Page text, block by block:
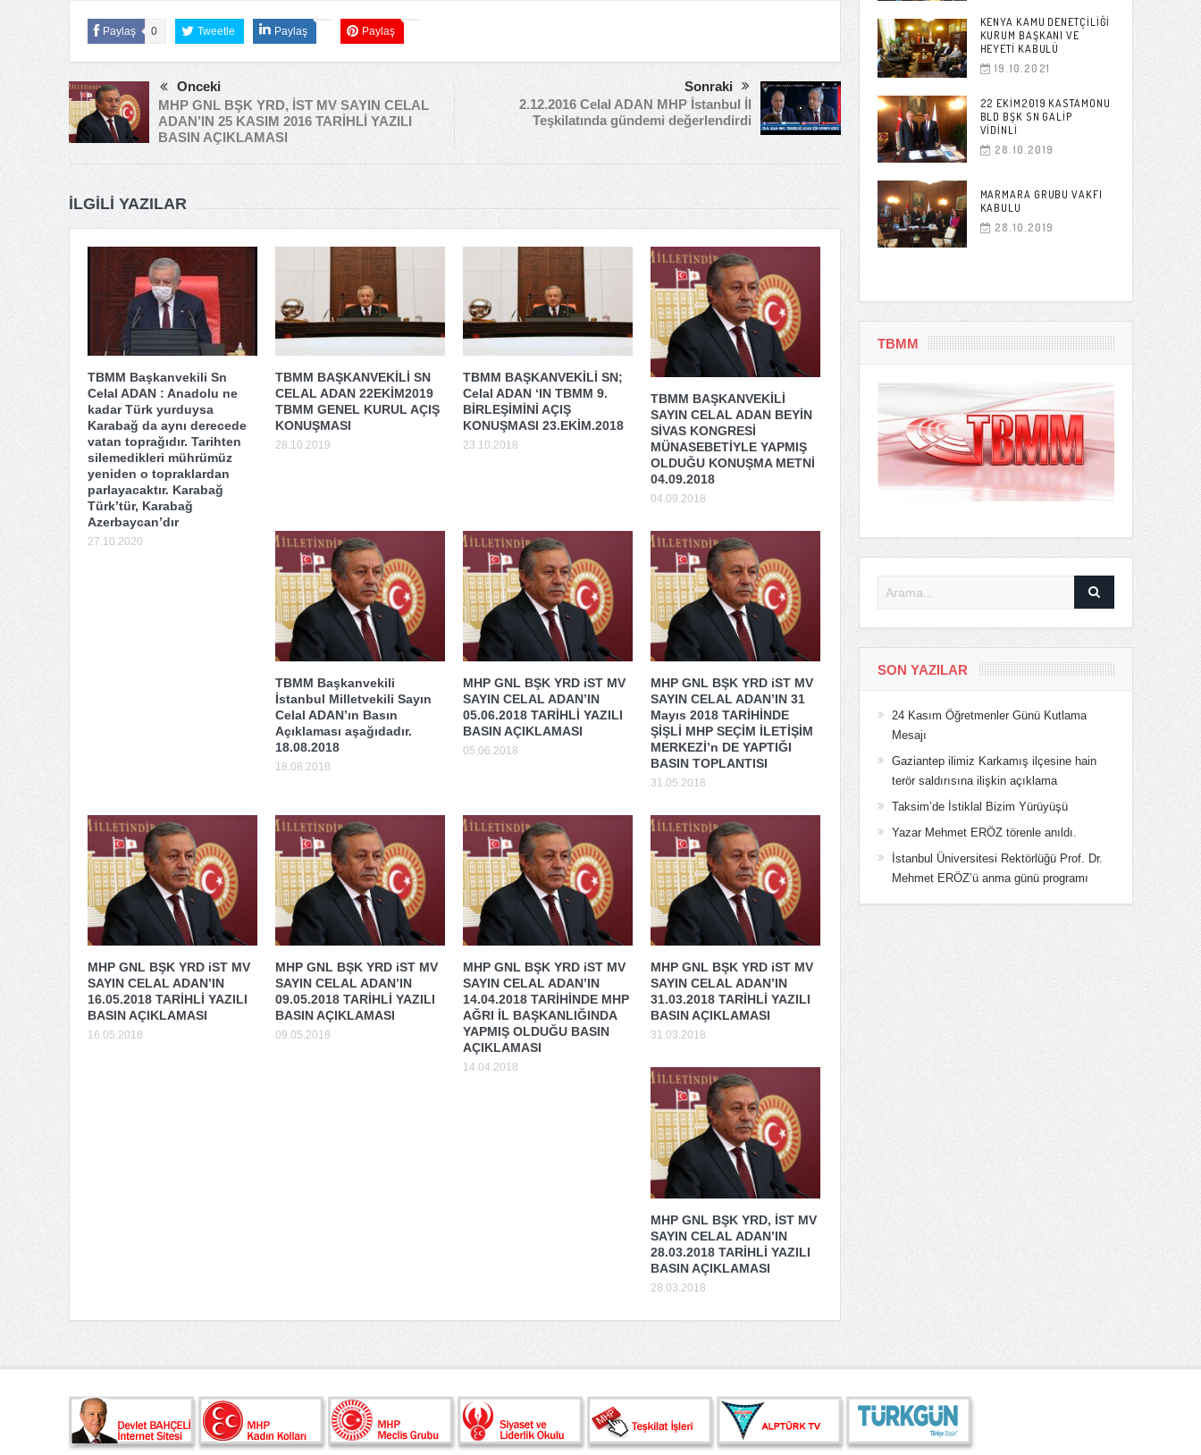
Paylaş 0 Tweetle Paylaş Paylaş
Önceki
MHP GNL BŞK YRD, İST MV SAYIN CELAL
ADAN’IN 25 KASIM 2016 TARİHLİ YAZILI
BASIN AÇIKLAMASI
Sonraki
2.12.2016 Celal ADAN MHP İstanbul İl
Teşkilatında gündemi değerlendirdi
İLGILI YAZILAR
TBMM Başkanvekili Sn
Celal ADAN : Anadolu ne
kadar Türk yurduysa
Karabağ da aynı derecede
vatan toprağıdır. Tarihten
silemedikleri mührümüz
yeniden o topraklardan
parlayacaktır. Karabağ
Türk’tür, Karabağ
Azerbaycan’dır
27.10.2020
TBMM BAŞKANVEKİLİ SN
CELAL ADAN 22EKİM2019
TBMM GENEL KURUL AÇIŞ
KONUŞMASI
28.10.2019
TBMM BAŞKANVEKİLİ SN;
Celal ADAN ‘IN TBMM 9.
BİRLEŞİMİNİ AÇIŞ
KONUŞMASI 23.EKİM.2018
23.10.2018
TBMM BAŞKANVEKİLİ
SAYIN CELAL ADAN BEYİN
SİVAS KONGRESİ
MÜNASEBETİYLE YAPMIŞ
OLDUĞU KONUŞMA METNİ
04.09.2018
04.09.2018
TBMM Başkanvekili
İstanbul Milletvekili Sayın
Celal ADAN’ın Basın
Açıklaması aşağıdadır.
18.08.2018
18.08.2018
MHP GNL BŞK YRD iST MV
SAYIN CELAL ADAN’IN
05.06.2018 TARİHLİ YAZILI
BASIN AÇIKLAMASI
05.06.2018
MHP GNL BŞK YRD iST MV
SAYIN CELAL ADAN’IN 31
Mayıs 2018 TARİHİNDE
ŞİŞLİ MHP SEÇİM İLETİŞİM
MERKEZİ’n DE YAPTIĞI
BASIN TOPLANTISI
31.05.2018
MHP GNL BŞK YRD iST MV
SAYIN CELAL ADAN’IN
16.05.2018 TARİHLİ YAZILI
BASIN AÇIKLAMASI
16.05.2018
MHP GNL BŞK YRD iST MV
SAYIN CELAL ADAN’IN
09.05.2018 TARİHLİ YAZILI
BASIN AÇIKLAMASI
09.05.2018
MHP GNL BŞK YRD iST MV
SAYIN CELAL ADAN’IN
14.04.2018 TARİHİNDE MHP
AĞRI İL BAŞKANLIĞINDA
YAPMIŞ OLDUĞU BASIN
AÇIKLAMASI
14.04.2018
MHP GNL BŞK YRD iST MV
SAYIN CELAL ADAN’IN
31.03.2018 TARİHLİ YAZILI
BASIN AÇIKLAMASI
31.03.2018
MHP GNL BŞK YRD, İST MV
SAYIN CELAL ADAN’IN
28.03.2018 TARİHLİ YAZILI
BASIN AÇIKLAMASI
28.03.2018
KENYA KAMU DENETÇILIĞI
KURUM BAŞKANI VE
HEYETI KABULÜ
19.10.2021
22 EKIM2019 KASTAMONU
BLD BŞK SN GALIP
VIDINLI
28.10.2019
MARMARA GRUBU VAKFI
KABULU
28.10.2019
TBMM
SON YAZILAR
24 Kasım Öğretmenler Günü Kutlama
Mesajı
Gaziantep ilimiz Karkamış ilçesine hain
terör saldırısına ilişkin açıklama
Taksim’de İstiklal Bizim Yürüyüşü
Yazar Mehmet ERÖZ törenle anıldı.
İstanbul Üniversitesi Rektörlüğü Prof. Dr.
Mehmet ERÖZ’ü anma günü programı